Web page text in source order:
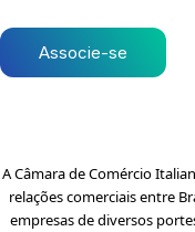
Associe-se
A Câmara de Comércio
relações comerciais entre
empresas de diversos